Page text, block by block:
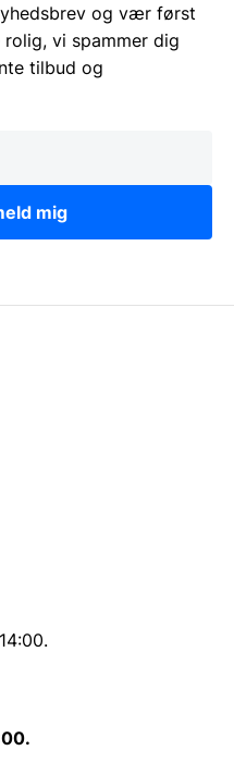
og vær først
vi spammer dig
tilbud og
mig